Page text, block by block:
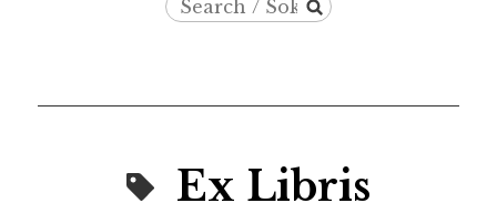
SearchSearch
Ex Libris